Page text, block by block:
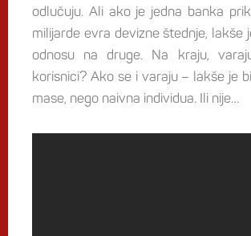
odlučuju. Ali ako je jedna banka
milijarde evra devizne štednje, lakše
odnosu na druge. Na kraju,
korisnici? Ako se i varaju – lakše je
mase, nego naivna individua. Ili nije…